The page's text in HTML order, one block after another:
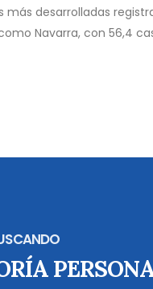
más desarrolladas
Navarra, con 56,4